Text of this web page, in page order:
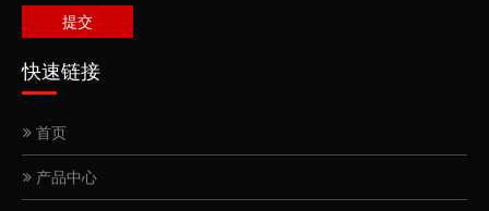
提交
快速链接
首页
产品中心